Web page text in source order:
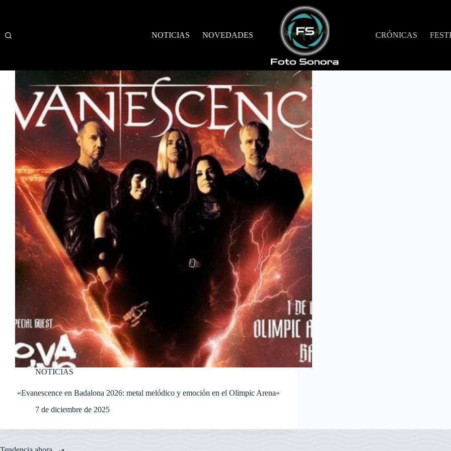
NOTICIAS
NOVEDADES CRÓNICAS
NOTICIAS
«Evanescence en Badalona 2026: metal melódico y emoción en el Olimpic Arena»
7 de diciembre de 2025